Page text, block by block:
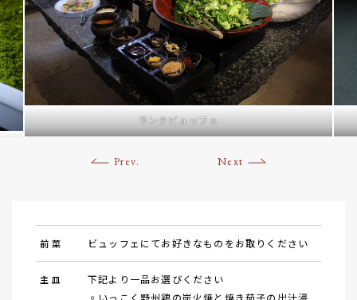
Prev.
ランチビュッフェ
Next
前 菜 ビュッフェにてお好きなものをお取りください
主 皿
下記より一品お選びください